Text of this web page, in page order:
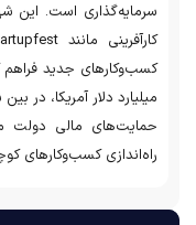
سرمایه‌گذاری است. این
میلیارد دلار آمریکا، در
حمایت‌های مالی دولت
راه‌اندازی کسب‌وکارهای